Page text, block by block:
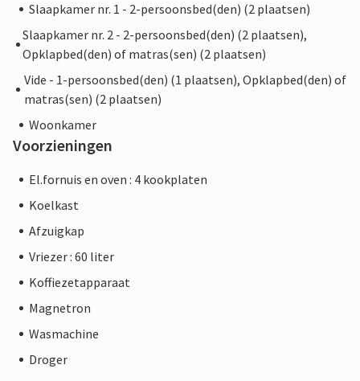
Slaapkamer nr. 1 - 2-persoonsbed(den) (2 plaatsen)
Slaapkamer nr. 2 - 2-persoonsbed(den) (2 plaatsen),
Opklapbed(den) of matras(sen) (2 plaatsen)
Vide - 1-persoonsbed(den) (1 plaatsen), Opklapbed(den) of
matras(sen) (2 plaatsen)
Woonkamer
Voorzieningen
El.fornuis en oven : 4 kookplaten
Koelkast
Afzuigkap
Vriezer : 60 liter
Koffiezetapparaat
Magnetron
Wasmachine
Droger